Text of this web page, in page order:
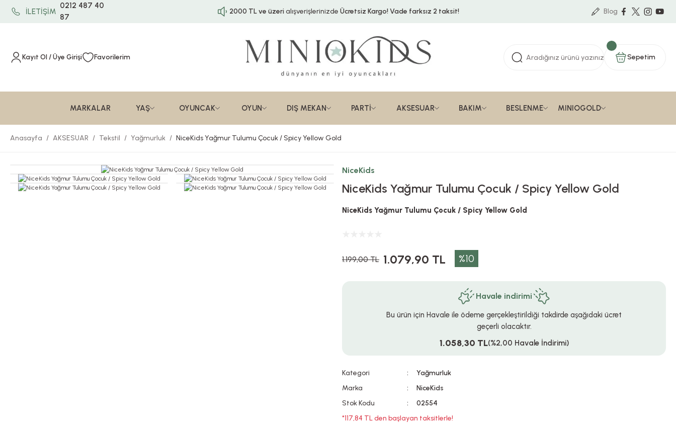
İLETİŞİM
0212 487 40
87
2000 TL ve üzerialışverişlerinizde Ücretsiz Kargo!Vade farksız 2 taksit! Blog
Kayıt Ol / Üye Girişi Favorilerim Sepetim
MARKALAR YAŞ OYUNCAK OYUN DIŞ MEKAN PARTİ AKSESUAR BAKIM BESLENME MINIOGOLD
Anasayfa AKSESUAR Tekstil Yağmurluk NiceKids Yağmur Tulumu Çocuk / Spicy Yellow Gold
NiceKids
NiceKids Yağmur Tulumu Çocuk / Spicy Yellow Gold
NiceKids Yağmur Tulumu Çocuk / Spicy Yellow Gold
1.199,00 TL 1.079,90 TL %10
Havale indirimi
Bu ürün için Havale ile ödeme gerçekleştirildiği takdirde aşağıdaki ücret
geçerli olacaktır.
1.058,30 TL(%2,00 Havale İndirimi)
Kategori
Yağmurluk
Marka
NiceKids
Stok Kodu
02554
*117,84 TL den başlayan taksitlerle!